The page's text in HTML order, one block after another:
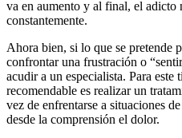
va en aumento y al final, el adicto
constantemente.
Ahora bien, si lo que se pretende
confrontar una frustración o
acudir a un especialista. Para este
recomendable es realizar un
vez de enfrentarse a situaciones
desde la comprensión el dolor.